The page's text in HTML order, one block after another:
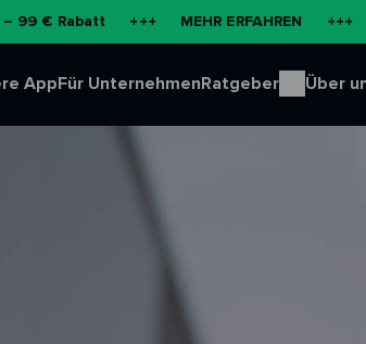
+++ MEHR ERFAHREN +++ NEU:
AppFür UnternehmenRatgeber Über